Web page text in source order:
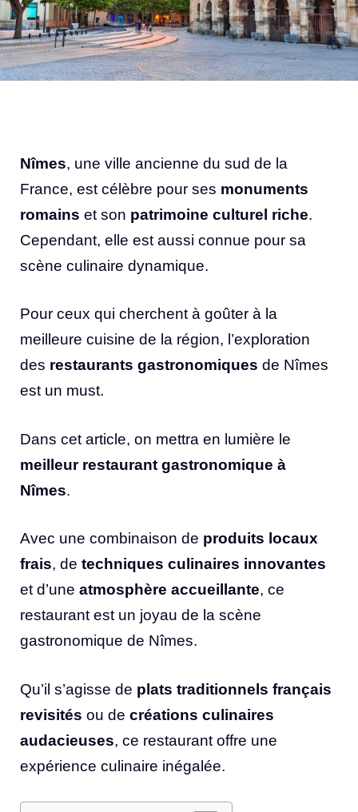
Nîmes, une ville ancienne du sud de la
France, est célèbre pour ses monuments
romains et son patrimoine culturel riche.
Cependant, elle est aussi connue pour sa
scène culinaire dynamique.
Pour ceux qui cherchent à goûter à la
meilleure cuisine de la région, l’exploration
des restaurants gastronomiques de Nîmes
est un must.
Dans cet article, on mettra en lumière le
meilleur restaurant gastronomique à
Nîmes.
Avec une combinaison de produits locaux
frais, de techniques culinaires innovantes
et d’une atmosphère accueillante, ce
restaurant est un joyau de la scène
gastronomique de Nîmes.
Qu’il s’agisse de plats traditionnels français
revisités ou de créations culinaires
audacieuses, ce restaurant offre une
expérience culinaire inégalée.